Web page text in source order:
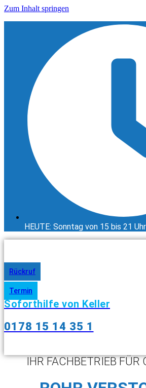
Zum Inhalt springen
HEUTE: Sonntag von 15 bis 21
Rückruf
Termin
Soforthilfe von Keller
0178 15 14 35 1
IHR FACHBETRIEB FÜR